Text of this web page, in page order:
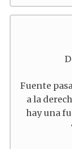
Fuente
a la
hay una